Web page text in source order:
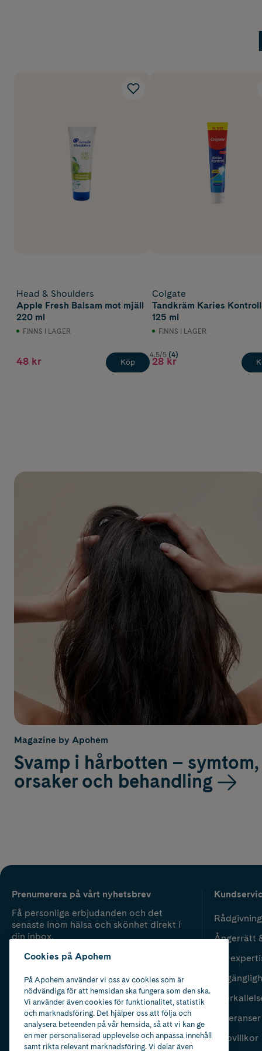
Head & Shoulders
Apple Fresh Balsam mot mjäll
220 ml
FINNS I LAGER
48 kr Köp
Colgate
Tandkräm Karies Kontroll
125 ml
FINNS I LAGER
4.5/5 (4)
28 kr
Magazine by Apohem
Svamp i hårbotten – symtom,
orsaker och behandling
Prenumerera på vårt nyhetsbrev
Få personliga erbjudanden och det
senaste inom hälsa och skönhet direkt i
din inbox.
Ångerrätt
Vår
Leveranser
Köpvillkor
Cookies på Apohem
På Apohem använder vi oss av cookies som är
nödvändiga för att hemsidan ska fungera som den ska.
Vi använder även cookies för funktionalitet, statistik
och marknadsföring. Det hjälper oss att följa och
analysera beteenden på vår hemsida, så att vi kan ge
en mer personaliserad upplevelse och anpassa innehåll
samt rikta relevant marknadsföring. Vi delar även